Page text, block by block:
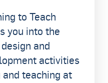
to Teach
you into the
and
activities
teaching at